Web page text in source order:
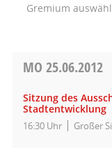
Gremium
MO 25.06.2012
Sitzung des
Stadtentwicklung
16:30 Uhr Großer